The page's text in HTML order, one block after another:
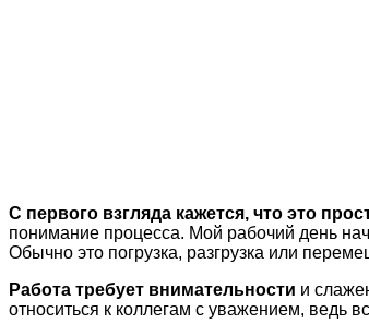
С первого взгляда кажется, что это
понимание процесса. Мой рабочий день
Обычно это погрузка, разгрузка или
Работа требует внимательности и
относиться к коллегам с уважением, ведь